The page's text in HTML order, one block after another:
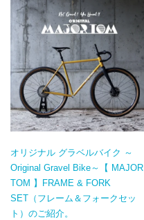
オリジナル グラベルバイク ～
Original Gravel Bike～【 MAJOR
TOM 】FRAME & FORK
SET（フレーム＆フォークセッ
ト）のご紹介。